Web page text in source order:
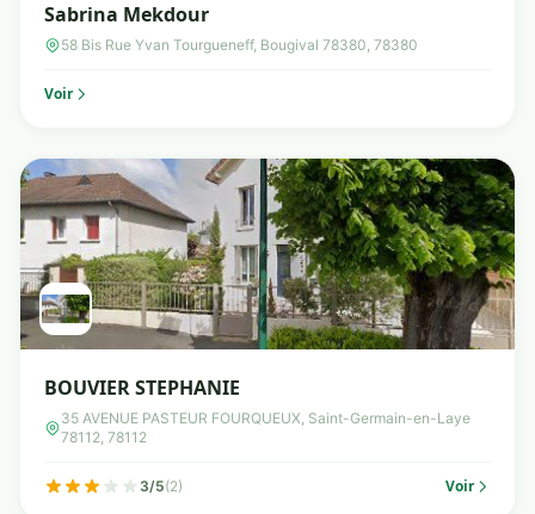
Sabrina Mekdour
58 Bis Rue Yvan Tourgueneff, Bougival 78380, 78380
Voir
BOUVIER STEPHANIE
35 AVENUE PASTEUR FOURQUEUX, Saint-Germain-en-Laye
78112, 78112
3/5(2) Voir